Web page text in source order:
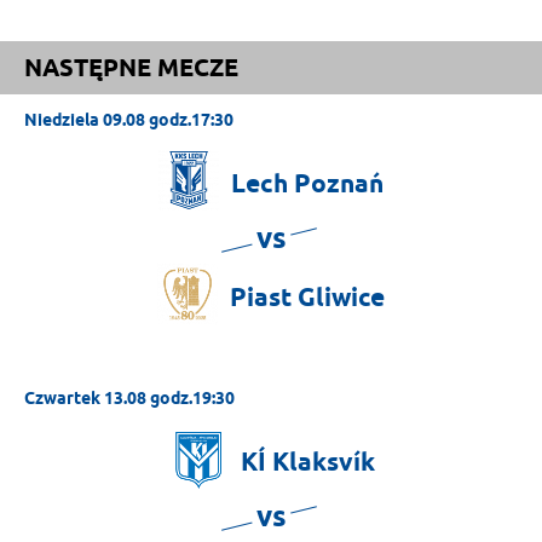
NASTĘPNE MECZE
Niedziela 09.08 godz.17:30
Lech Poznań
vs
Piast Gliwice
Czwartek 13.08 godz.19:30
KÍ Klaksvík
vs